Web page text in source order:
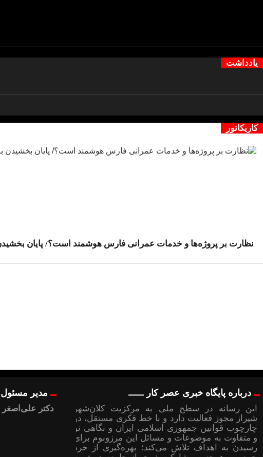
یادداشت
کاریکاتور
نظارت بر پروژه‌ها و خدمات عمرانی فارس هوشمند است؟/ پایان
درباره پایگاه خبری عصر کار
این رسانه در سطح ملی به مرکزیت کلان‌شهر
شیراز مجوز فعالیت دارد و با خط فکری مستقل، در
چارچوب قوانین جمهوری اسلامی ایران و نگاهی نو
و متفاوت به موضوعات ‌و مسائل این مرزوبوم برای
رسیدن به اهداف تلاش می‌کند؛ بهره‌گیری از خرد
مدیر مسئول
دکتر